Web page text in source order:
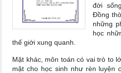
đời
Đồng
những
học
thế giới xung quanh.
Mặt khác, môn toán có vai trò to
mặt cho học sinh như rèn luyện